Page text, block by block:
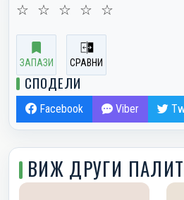
☆ ☆ ☆ ☆ ☆
ЗАПАЗИ СРАВНИ
СПОДЕЛИ
Facebook Viber
ВИЖ ДРУГИ